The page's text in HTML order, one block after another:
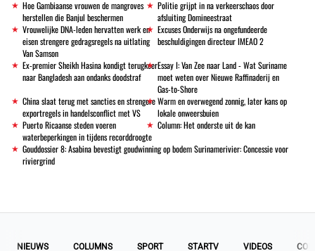
Hoe Gambiaanse vrouwen de mangroves
herstellen die Banjul beschermen
Politie grijpt in na verkeerschaos door
afsluiting Domineestraat
Vrouwelijke DNA-leden hervatten werk en
eisen strengere gedragsregels na uitlating
Van Samson
Excuses Onderwijs na ongefundeerde
beschuldigingen directeur IMEAO 2
Ex-premier Sheikh Hasina kondigt terugkeer
naar Bangladesh aan ondanks doodstraf
Essay I: Van Zee naar Land - Wat Suriname
moet weten over Nieuwe Raffinaderij en
Gas-to-Shore
China slaat terug met sancties en strengere
exportregels in handelsconflict met VS
Warm en overwegend zonnig, later kans op
lokale onweersbuien
Puerto Ricaanse steden voeren
waterbeperkingen in tijdens recorddroogte
Column: Het onderste uit de kan
Gouddossier 8: Asabina bevestigt goudwinning op bodem Surinamerivier: Concessie voor
riviergrind
NIEUWS COLUMNS SPORT STARTV VIDEOS